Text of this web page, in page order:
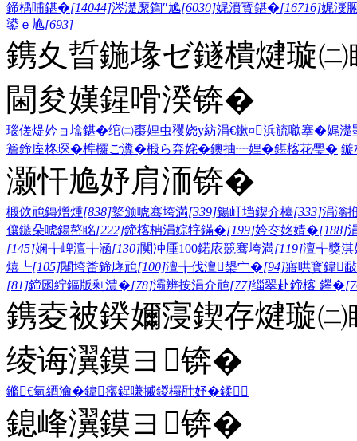
鍗楀哺鍖�[14044]涔濋緳鍧″尯[6030]娓濆寳鍖�[16716]娓濅
鍙ｅ尯[693]
鎸夊晢鍦堟ゼ鐩樻煡璇
閫夋嫨鍟嗗湀锛�
瑙傞煶妗ョ墖鍖�绾㈡棗娌虫矡娆у紡涓€鏉¤浜旈噷搴�娓濋
簷鍗庢柊琛�榫欏ご瀵�椴ら奔姹�鐭抽┈娌�鍖楁花璺� 鏇
灏忓尯妤肩洏锛�
椴佽兘鏄熷煄[838]鐜颁唬骞垮満[339]鍚屽垱鍥介檯[333]涓滃
儴鏃朵唬鍚嶅眳[222]鍗楁柟涓婃牸鏋�[199]妗冭姳婧�[188]
[145]娴╁崥澶╁涵[130]闃冲厜100鍩庡競骞垮満[119]澶╅獎淇
熺┖[105]闀垮畨鍗庨兘[100]澶╁伐澶槼宀�[94]寤哄寳鍏
[81]鍗囦紵鏂版剰澧�[78]灞辨按涓介兘[77]缁翠赴鍗楁ˉ鑻�
鎸夌被鍨嬭寖鍥存煡璇
绫诲瀷鏌ヨ锛�
鏅€氫綇瀹�鍏瘬鍟嗛摵鍐欏瓧妤�鍒
鎴峰瀷鏌ヨ锛�